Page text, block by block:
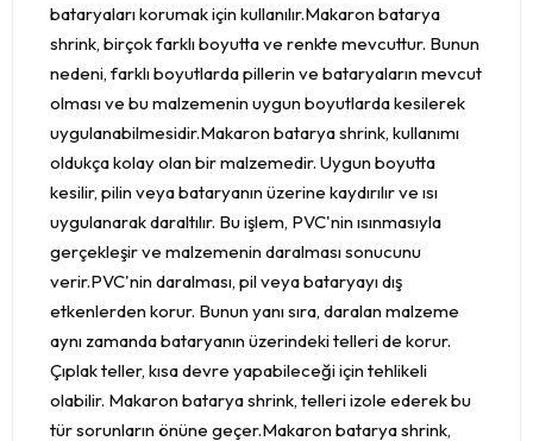
bataryaları korumak için kullanılır.Makaron batarya
shrink, birçok farklı boyutta ve renkte mevcuttur. Bunun
nedeni, farklı boyutlarda pillerin ve bataryaların mevcut
olması ve bu malzemenin uygun boyutlarda kesilerek
uygulanabilmesidir.Makaron batarya shrink, kullanımı
oldukça kolay olan bir malzemedir. Uygun boyutta
kesilir, pilin veya bataryanın üzerine kaydırılır ve ısı
uygulanarak daraltılır. Bu işlem, PVC'nin ısınmasıyla
gerçekleşir ve malzemenin daralması sonucunu
verir.PVC'nin daralması, pil veya bataryayı dış
etkenlerden korur. Bunun yanı sıra, daralan malzeme
aynı zamanda bataryanın üzerindeki telleri de korur.
Çıplak teller, kısa devre yapabileceği için tehlikeli
olabilir. Makaron batarya shrink, telleri izole ederek bu
tür sorunların önüne geçer.Makaron batarya shrink,